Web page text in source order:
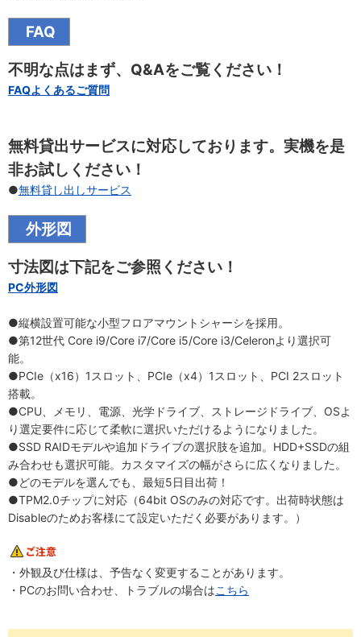
FAQ
不明な点はまず、Q&Aをご覧ください！
FAQよくあるご質問
無料貸出サービスに対応しております。実機を是
非お試しください！
●無料貸し出しサービス
外形図
寸法図は下記をご参照ください！
PC外形図
●縦横設置可能な小型フロアマウントシャーシを採用。
●第12世代 Core i9/Core i7/Core i5/Core i3/Celeronより選択可
能。
●PCIe（x16）1スロット、PCIe（x4）1スロット、PCI 2スロット
搭載。
●CPU、メモリ、電源、光学ドライブ、ストレージドライブ、OSよ
り選定要件に応じて柔軟に選択いただけるようになりました。
●SSD RAIDモデルや追加ドライブの選択肢を追加。HDD+SSDの組
み合わせも選択可能。カスタマイズの幅がさらに広くなりました。
●どのモデルを選んでも、最短5日目出荷！
●TPM2.0チップに対応（64bit OSのみの対応です。出荷時状態は
Disableのためお客様にて設定いただく必要があります。）
・外観及び仕様は、予告なく変更することがあります。
・PCのお問い合わせ、トラブルの場合はこちら